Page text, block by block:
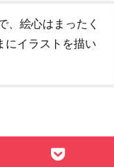
、絵心はまったく
にイラストを描い